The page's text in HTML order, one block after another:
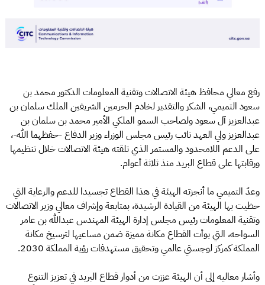
رفع معالي محافظ هيئة الاتصالات وتقنية المعلومات الدكتور محمد بن
سعود التميمي، الشكر والتقدير لخادم الحرمين الشريفين الملك سلمان بن
عبدالعزيز آل سعود ولصاحب السمو الملكي الأمير محمد بن سلمان بن
عبدالعزيز ولي العهد نائب رئيس مجلس الوزراء وزير الدفاع -حفظهما الله-،
على الدعم اللامحدود والمستمر الذي تلقته هيئة الاتصالات خلال تنظيمها
ورقابتها على قطاع البريد منذ ثلاثة أعوام.
وعدّ التميمي ما أنجزته الهيئة في هذا القطاع تجسيدا للدعم والرعاية التي
حظيت بها الهيئة من القيادة الرشيدة، بمتابعة وإشراف معالي وزير الاتصالات
وتقنية المعلومات رئيس مجلس إدارة الهيئة المهندس عبدالله بن عامر
السواحه، التي بوأت القطاع مكانة مميزة ضمن مساعيها لترسيخ مكانة
المملكة كمركز لوجستي عالمي وتحقيق مستهدفات رؤية المملكة 2030.
وأشار معاليه إلى أن الهيئة عززت من أدوار قطاع البريد في تعزيز التنوع